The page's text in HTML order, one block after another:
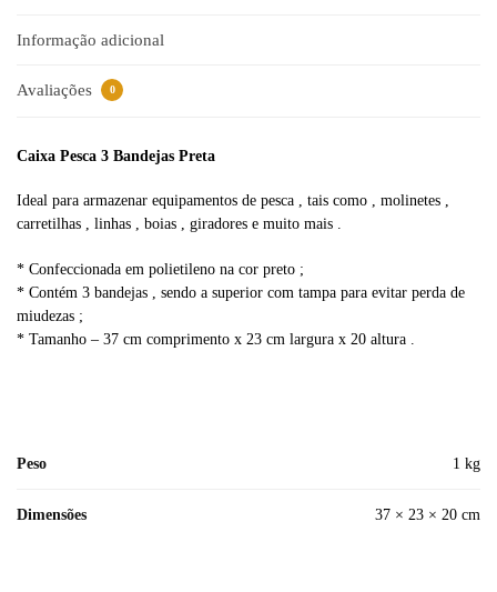
Informação adicional
Avaliações 0
Caixa Pesca 3 Bandejas Preta
Ideal para armazenar equipamentos de pesca , tais como , molinetes ,
carretilhas , linhas , boias , giradores e muito mais .
* Confeccionada em polietileno na cor preto ;
* Contém 3 bandejas , sendo a superior com tampa para evitar perda de
miudezas ;
* Tamanho – 37 cm comprimento x 23 cm largura x 20 altura .
Peso 1 kg
Dimensões 37 × 23 × 20 cm